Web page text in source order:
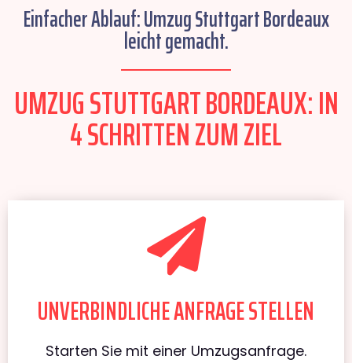
Einfacher Ablauf: Umzug Stuttgart Bordeaux
leicht gemacht.
UMZUG STUTTGART BORDEAUX: IN
4 SCHRITTEN ZUM ZIEL
UNVERBINDLICHE ANFRAGE STELLEN
Starten Sie mit einer Umzugsanfrage.